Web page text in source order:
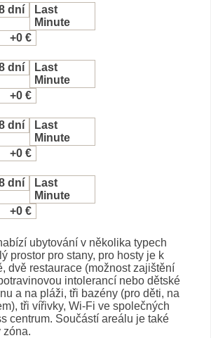
dní
Last
Minute
+0 €
dní
Last
Minute
+0 €
dní
Last
Minute
+0 €
dní
Last
Minute
+0 €
ubytování v několika typech
prostor pro stany, pro hosty je k
dvě restaurace (možnost zajištění
intolerancí nebo dětské
a na pláži, tři bazény (pro děti, na
tři vířivky, Wi-Fi ve společných
centrum. Součástí areálu je také
zóna.